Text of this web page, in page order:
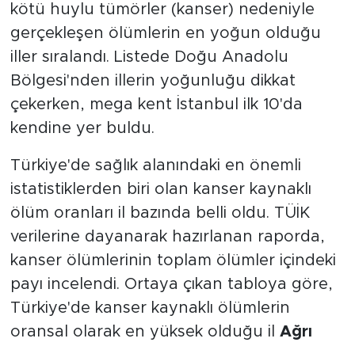
kötü huylu tümörler (kanser) nedeniyle
gerçekleşen ölümlerin en yoğun olduğu
iller sıralandı. Listede Doğu Anadolu
Bölgesi'nden illerin yoğunluğu dikkat
çekerken, mega kent İstanbul ilk 10'da
kendine yer buldu.
Türkiye'de sağlık alanındaki en önemli
istatistiklerden biri olan kanser kaynaklı
ölüm oranları il bazında belli oldu. TÜİK
verilerine dayanarak hazırlanan raporda,
kanser ölümlerinin toplam ölümler içindeki
payı incelendi. Ortaya çıkan tabloya göre,
Türkiye'de kanser kaynaklı ölümlerin
oransal olarak en yüksek olduğu il Ağrı